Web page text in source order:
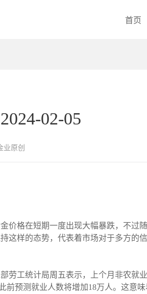
首页
02-05
业原创
价格在短期一度出现大幅暴跌，不过
这样的态势，代表着市场对于多方
劳工统计局周五表示，上个月非农就
前预测就业人数将增加18万人。这意